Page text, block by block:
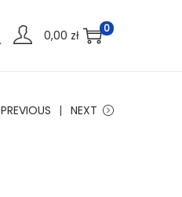
0,00 zł 0
PREVIOUS NEXT